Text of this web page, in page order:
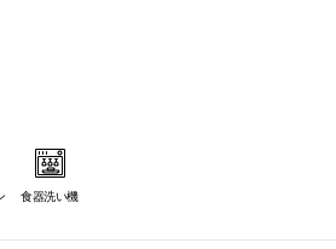
てお使いいただける工夫がつまっていま
炊飯や煮物に最もふさわしいかたちを徹底
食器洗い機